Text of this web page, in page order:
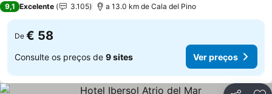
9,1 Excelente 3.105 a 13.0 km de Cala del Pino
De € 58
Consulte os preços de 9 sites Ver preços